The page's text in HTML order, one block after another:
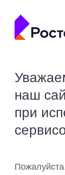
наш
при